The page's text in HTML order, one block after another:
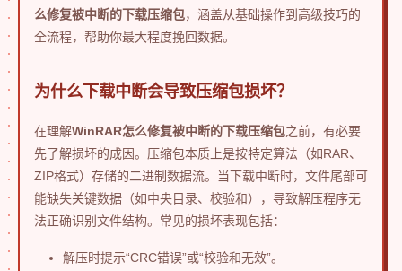
么修复被中断的下载压缩包，涵盖从基础操作到高级技巧的
全流程，帮助你最大程度挽回数据。
为什么下载中断会导致压缩包损坏？
在理解WinRAR怎么修复被中断的下载压缩包之前，有必要
先了解损坏的成因。压缩包本质上是按特定算法（如RAR、
ZIP格式）存储的二进制数据流。当下载中断时，文件尾部可
能缺失关键数据（如中央目录、校验和），导致解压程序无
法正确识别文件结构。常见的损坏表现包括：
解压时提示“CRC错误”或“校验和无效”。